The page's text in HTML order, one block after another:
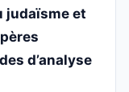
judaïsme et
d’analyse